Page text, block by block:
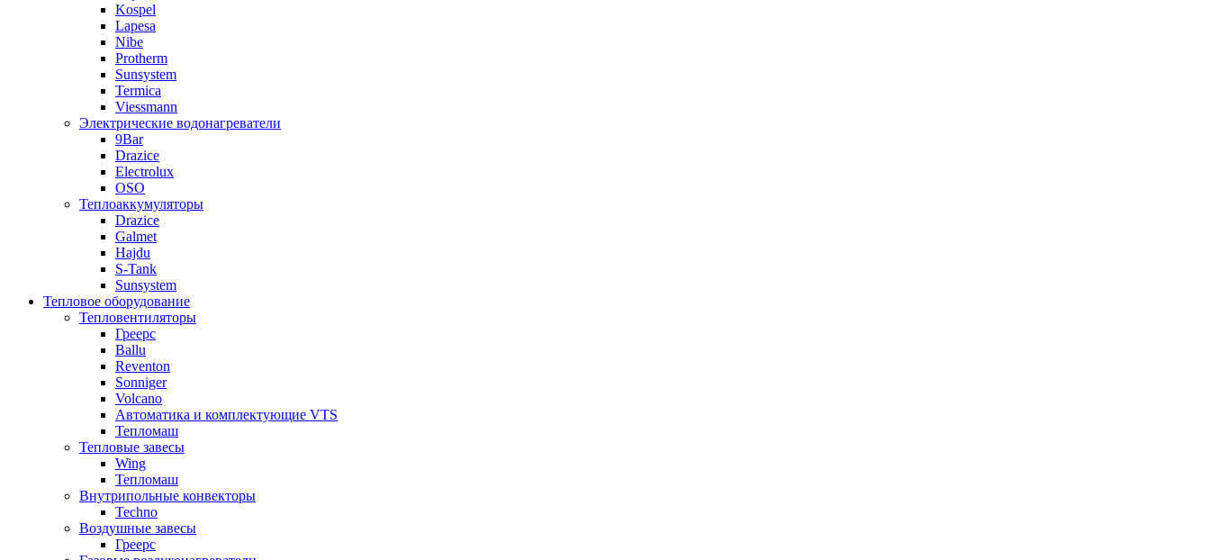
Kospel
Lapesa
Nibe
Protherm
Sunsystem
Termica
Viessmann
Электрические водонагреватели
9Bar
Drazice
Electrolux
OSO
Теплоаккумуляторы
Drazice
Galmet
Hajdu
S-Tank
Sunsystem
Тепловое оборудование
Тепловентиляторы
Греерс
Ballu
Reventon
Sonniger
Volcano
Автоматика и комплектующие VTS
Тепломаш
Тепловые завесы
Wing
Тепломаш
Внутрипольные конвекторы
Techno
Воздушные завесы
Греерс